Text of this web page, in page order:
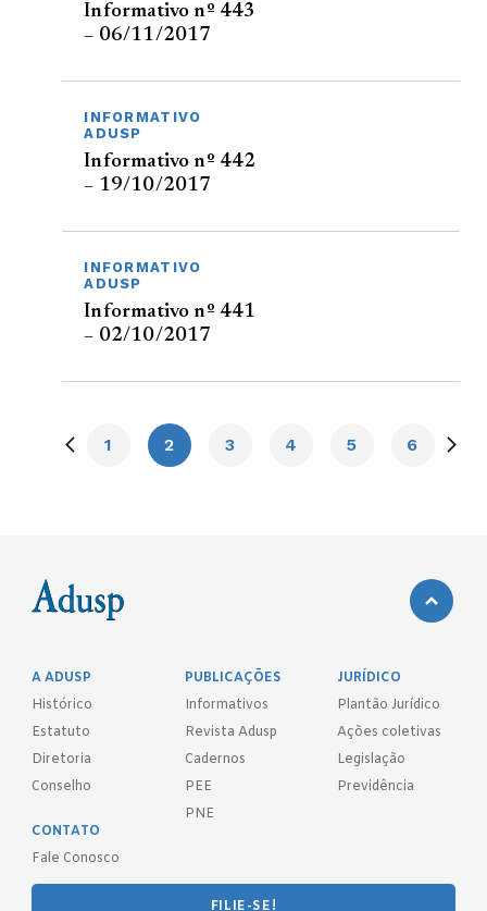
Informativo nº 443
– 06/11/2017
INFORMATIVO
ADUSP
Informativo nº 442
– 19/10/2017
INFORMATIVO
ADUSP
Informativo nº 441
– 02/10/2017
1 2 3 4 5 6
A ADUSP
Histórico
Estatuto
Diretoria
Conselho
PUBLICAÇÕES
Informativos
Revista Adusp
Cadernos
PEE
PNE
JURÍDICO
Plantão Jurídico
Ações coletivas
Legislação
Previdência
CONTATO
Fale Conosco
FILIE-SE!